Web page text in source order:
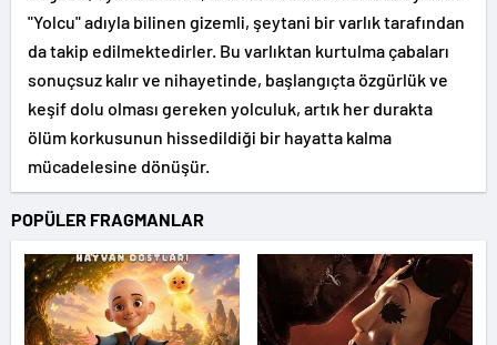
"Yolcu" adıyla bilinen gizemli, şeytani bir varlık tarafından
da takip edilmektedirler. Bu varlıktan kurtulma çabaları
sonuçsuz kalır ve nihayetinde, başlangıçta özgürlük ve
keşif dolu olması gereken yolculuk, artık her durakta
ölüm korkusunun hissedildiği bir hayatta kalma
mücadelesine dönüşür.
POPÜLER FRAGMANLAR